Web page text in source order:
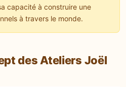
capacité à construire une
à travers le monde.
des Ateliers Joël